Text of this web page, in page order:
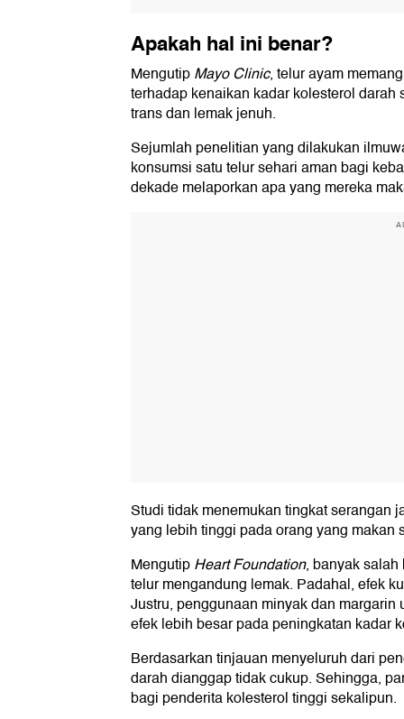
Apakah hal ini benar?
MengutipMayo Clinic, telur ayam
terhadap kenaikan kadar kolesterol
trans dan lemak jenuh.
Sejumlah penelitian yang dilakukan
konsumsi satu telur sehari aman bagi
dekade melaporkan apa yang mereka
Studi tidak menemukan tingkat serangan
yang lebih tinggi pada orang yang makan
MengutipHeart Foundation, banyak
telur mengandung lemak. Padahal, efek
Justru, penggunaan minyak dan
efek lebih besar pada peningkatan kadar
Berdasarkan tinjauan menyeluruh dari
darah dianggap tidak cukup. Sehingga,
bagi penderita kolesterol tinggi sekalipun.